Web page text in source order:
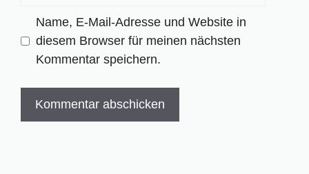
Name, E-Mail-Adresse und Website in
diesem Browser für meinen nächsten
Kommentar speichern.